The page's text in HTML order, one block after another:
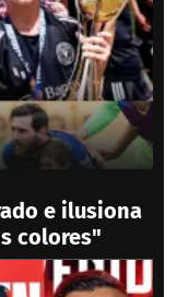
e ilusiona
colores"